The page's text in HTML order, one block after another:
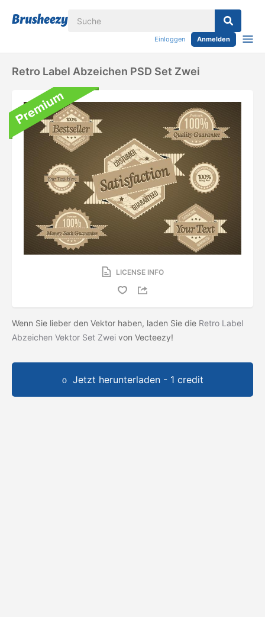
Einloggen Anmelden
Retro Label Abzeichen PSD Set Zwei
LICENSE INFO
Wenn Sie lieber den Vektor haben, laden Sie die Retro Label
Abzeichen Vektor Set Zwei von Vecteezy!
Jetzt herunterladen - 1 credit